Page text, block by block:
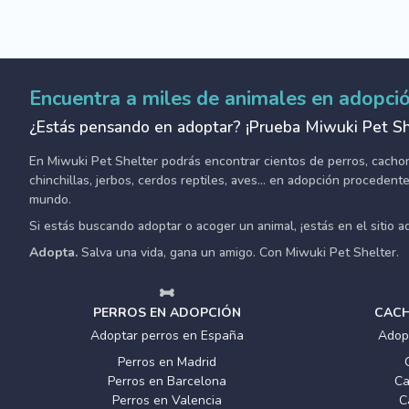
Encuentra a miles de animales en
¿Estás pensando en adoptar? ¡Prueba Miwuki Pet
En Miwuki Pet Shelter podrás encontrar cientos de perros,
chinchillas, jerbos, cerdos reptiles, aves... en adopción
mundo.
Si estás buscando adoptar o acoger un animal, ¡estás en el sitio
Adopta. Salva una vida, gana un amigo. Con Miwuki Pet Shelter.
PERROS EN ADOPCIÓN
Adoptar perros en España
Perros en Madrid
Perros en Barcelona
Perros en Valencia